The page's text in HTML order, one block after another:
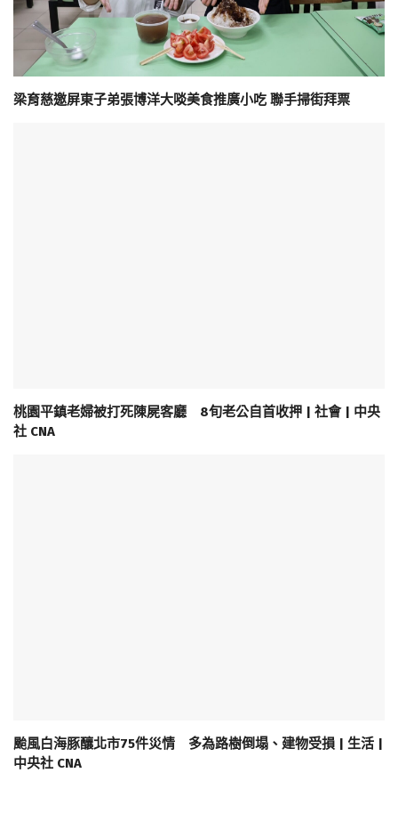
梁育慈邀屏東子弟張博洋大啖美食推廣小吃 聯手掃街拜票
桃園平鎮老婦被打死陳屍客廳 8旬老公自首收押 | 社會 | 中央
社 CNA
颱風白海豚釀北市75件災情 多為路樹倒塌、建物受損 | 生活 |
中央社 CNA